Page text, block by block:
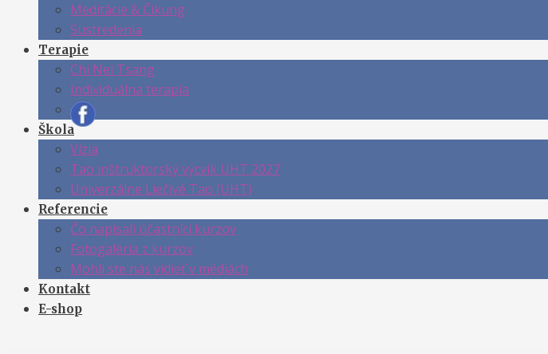
Meditácie & Čikung
Sustredenia
Terapie
Chi Nei Tsang
Individuálna terapia
Škola
Vízia
Tao inštruktorský výcvik UHT 2027
Univerzálne Liečivé Tao (UHT)
Referencie
Čo napísali účastníci kurzov
Fotogaléria z kurzov
Mohli ste nás vidieť v médiách
Kontakt
E-shop